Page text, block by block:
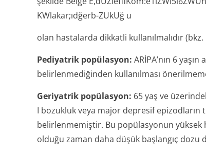
KWlakar;ıdğerb-ZUkUğ u
olan hastalarda dikkatli kullanılmalıdır
Pediyatrik popülasyon: ARİPA’nın 6
belirlenmediğinden kullanılması
Geriyatrik popülasyon: 65 yaş ve
I bozukluk veya major depresif epizodların
belirlenmemiştir. Bu popülasyonun yüksek
olduğu zaman daha düşük başlangıç dozu